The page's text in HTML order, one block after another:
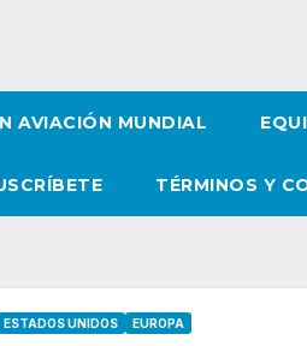
AVIACIÓN MUNDIAL
TÉRMINOS Y
ESTADOS UNIDOS EUROPA